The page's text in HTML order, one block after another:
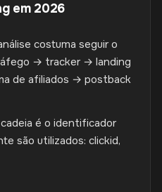
em 2026
costuma seguir o
→ tracker → landing
de afiliados → postback
é o identificador
são utilizados: clickid,